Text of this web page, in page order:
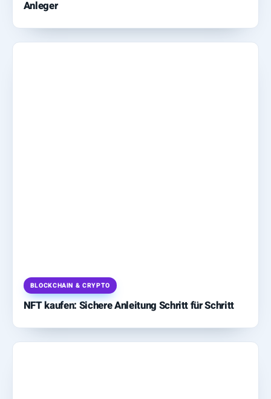
Anleger
BLOCKCHAIN & CRYPTO
NFT kaufen: Sichere Anleitung Schritt für Schritt